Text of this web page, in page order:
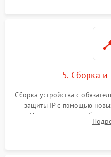
5. Сборка и
Сборка устройства с
защиты IP с помощью
Программная
абсолютно черному телу для